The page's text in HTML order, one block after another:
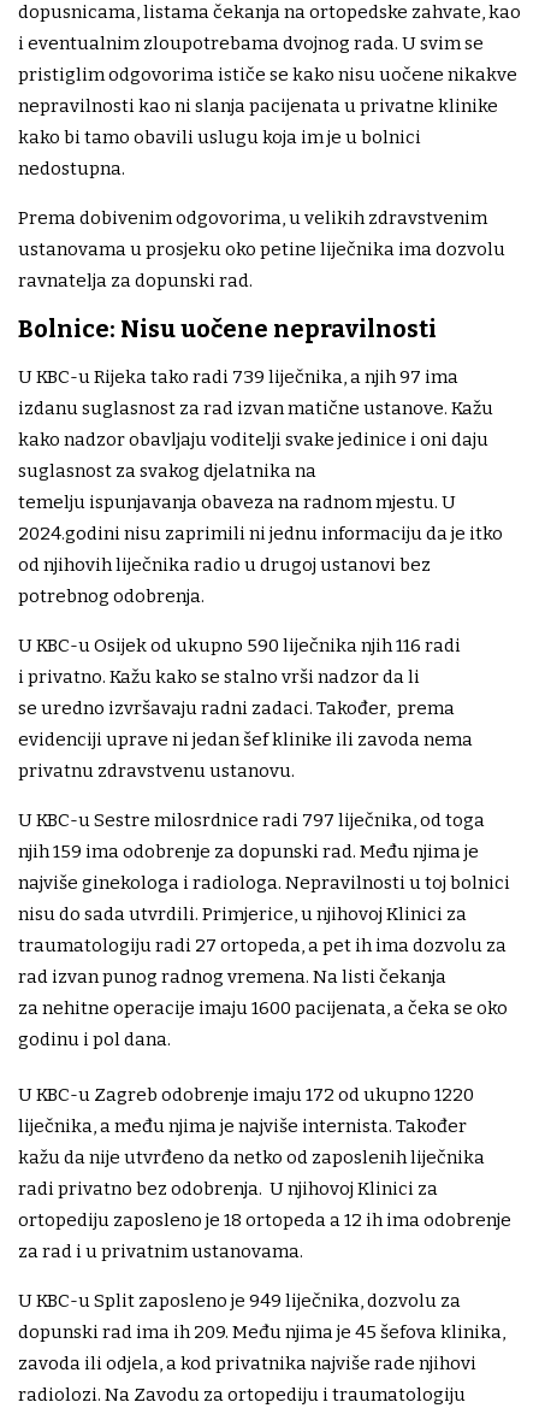
dopusnicama, listama čekanja na ortopedske zahvate, kao
i eventualnim zloupotrebama dvojnog rada. U svim se
pristiglim odgovorima ističe se kako nisu uočene nikakve
nepravilnosti kao ni slanja pacijenata u privatne klinike
kako bi tamo obavili uslugu koja im je u bolnici
nedostupna.
Prema dobivenim odgovorima, u velikih zdravstvenim
ustanovama u prosjeku oko petine liječnika ima dozvolu
ravnatelja za dopunski rad.
Bolnice: Nisu uočene nepravilnosti
U KBC-u Rijeka tako radi 739 liječnika, a njih 97 ima
izdanu suglasnost za rad izvan matične ustanove. Kažu
kako nadzor obavljaju voditelji svake jedinice i oni daju
suglasnost za svakog djelatnika na
temelju ispunjavanja obaveza na radnom mjestu. U
2024.godini nisu zaprimili ni jednu informaciju da je itko
od njihovih liječnika radio u drugoj ustanovi bez
potrebnog odobrenja.
U KBC-u Osijek od ukupno 590 liječnika njih 116 radi
i privatno. Kažu kako se stalno vrši nadzor da li
se uredno izvršavaju radni zadaci. Također, prema
evidenciji uprave ni jedan šef klinike ili zavoda nema
privatnu zdravstvenu ustanovu.
U KBC-u Sestre milosrdnice radi 797 liječnika, od toga
njih 159 ima odobrenje za dopunski rad. Među njima je
najviše ginekologa i radiologa. Nepravilnosti u toj bolnici
nisu do sada utvrdili. Primjerice, u njihovoj Klinici za
traumatologiju radi 27 ortopeda, a pet ih ima dozvolu za
rad izvan punog radnog vremena. Na listi čekanja
za nehitne operacije imaju 1600 pacijenata, a čeka se oko
godinu i pol dana.
U KBC-u Zagreb odobrenje imaju 172 od ukupno 1220
liječnika, a među njima je najviše internista. Također
kažu da nije utvrđeno da netko od zaposlenih liječnika
radi privatno bez odobrenja. U njihovoj Klinici za
ortopediju zaposleno je 18 ortopeda a 12 ih ima odobrenje
za rad i u privatnim ustanovama.
U KBC-u Split zaposleno je 949 liječnika, dozvolu za
dopunski rad ima ih 209. Među njima je 45 šefova klinika,
zavoda ili odjela, a kod privatnika najviše rade njihovi
radiolozi. Na Zavodu za ortopediju i traumatologiju